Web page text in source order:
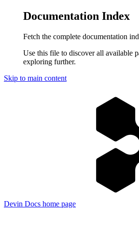
Documentation Index
Fetch the complete documentation
Use this file to discover all available
exploring further.
Skip to main content
Devin Docs home page